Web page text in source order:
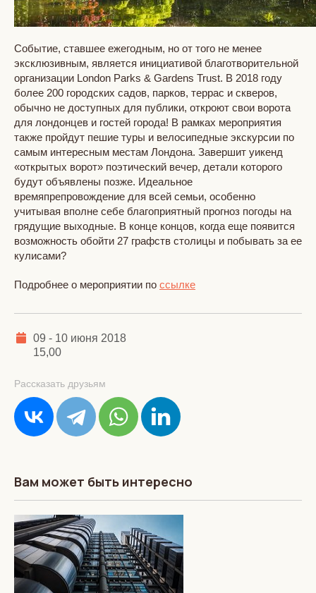
Событие, ставшее ежегодным, но от того не менее
эксклюзивным, является инициативой благотворительной
организации London Parks & Gardens Trust. В 2018 году
более 200 городских садов, парков, террас и скверов,
обычно не доступных для публики, откроют свои ворота
для лондонцев и гостей города! В рамках мероприятия
также пройдут пешие туры и велосипедные экскурсии по
самым интересным местам Лондона. Завершит уикенд
«открытых ворот» поэтический вечер, детали которого
будут объявлены позже. Идеальное
времяпрепровождение для всей семьи, особенно
учитывая вполне себе благоприятный прогноз погоды на
грядущие выходные. В конце концов, когда еще появится
возможность обойти 27 графств столицы и побывать за ее
кулисами?
Подробнее о мероприятии по ссылке
09 - 10 июня 2018
15,00
Рассказать друзьям
Вам может быть интересно